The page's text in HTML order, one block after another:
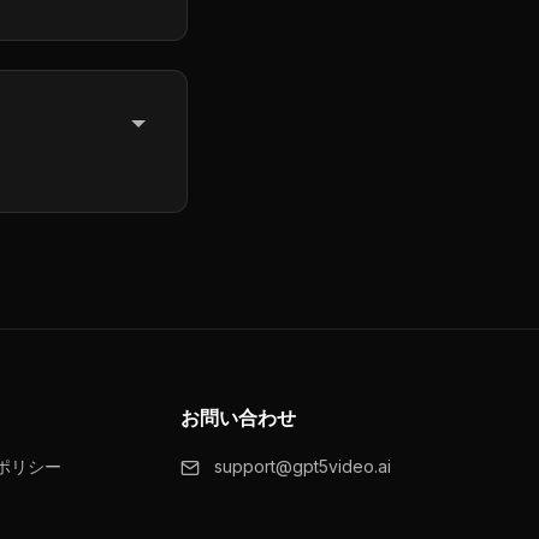
リシー
お問い合わせ
support@gpt5video.ai